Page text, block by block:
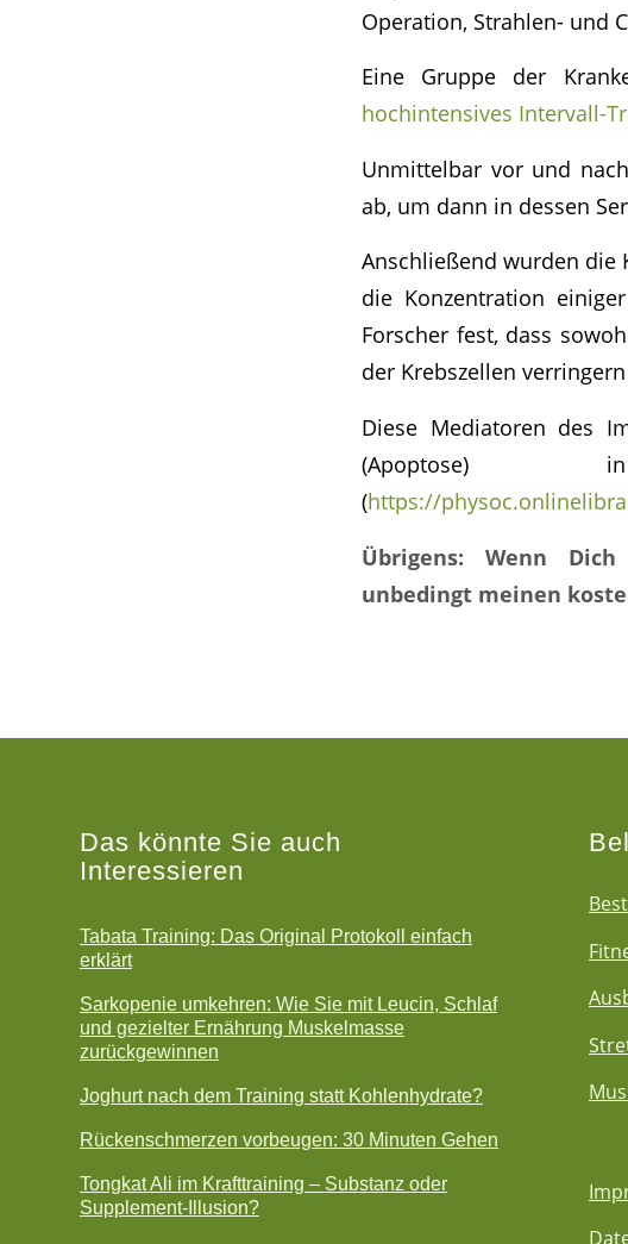
Operation, Strahlen- und
Eine Gruppe der
hochintensives Intervall-
Unmittelbar vor und
ab, um dann in dessen
Anschließend wurden die
die Konzentration
Forscher fest, dass
der Krebszellen
Diese Mediatoren des
(https://
Übrigens: Wenn
unbedingt meinen
Das könnte Sie auch
Interessieren
Tabata Training: Das Original Protokoll einfach
erklärt
Sarkopenie umkehren: Wie Sie mit Leucin, Schlaf
und gezielter Ernährung Muskelmasse
zurückgewinnen
Joghurt nach dem Training statt Kohlenhydrate?
Rückenschmerzen vorbeugen: 30 Minuten Gehen
Tongkat Ali im Krafttraining – Substanz oder
Supplement-Illusion?